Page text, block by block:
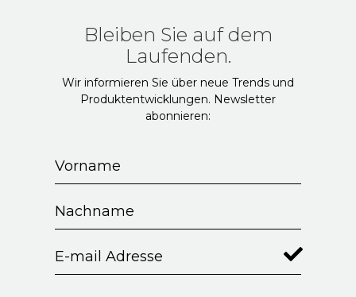
Bleiben Sie auf dem
Laufenden.
Wir informieren Sie über neue Trends und
Produktentwicklungen. Newsletter
abonnieren: